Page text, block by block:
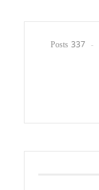
337 Posts